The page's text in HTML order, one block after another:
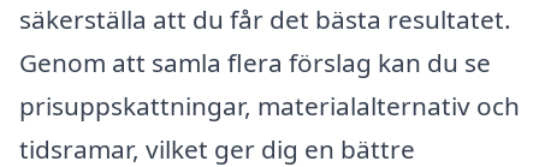
säkerställa att du får det bästa resultatet.
Genom att samla flera förslag kan du se
prisuppskattningar, materialalternativ och
tidsramar, vilket ger dig en bättre